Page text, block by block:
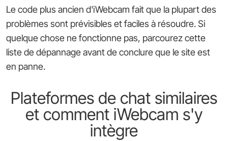
Le code plus ancien d'iWebcam fait que la plupart des
problèmes sont prévisibles et faciles à résoudre. Si
quelque chose ne fonctionne pas, parcourez cette
liste de dépannage avant de conclure que le site est
en panne.
Plateformes de chat similaires
et comment iWebcam s'y
intègre